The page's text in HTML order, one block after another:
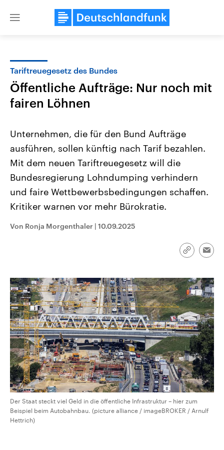
Close
Landtagswahl Sachsen-Anhalt
2026
Alle Informationen
September 2026 einen neuen
Bundesland von einer Koalition aus
CDU, SPD und FDP regiert.-
USA
Aktuelle Beiträge,
Hintergründe
Wirtschaftlich und
gehören die Vereinigten
mit großem Einfluss auf
aktuelle Weltgeschehen.
Audio-Archiv
Tariftreuegesetz des Bundes
Öffentliche Aufträge: Nur noch mit
fairen Löhnen
Unternehmen, die für den Bund Aufträge
ausführen, sollen künftig nach Tarif bezahlen.
Mit dem neuen Tariftreuegesetz will die
Bundesregierung Lohndumping verhindern
und faire Wettbewerbsbedingungen schaffen.
Kritiker warnen vor mehr Bürokratie.
Von Ronja Morgenthaler | 10.09.2025
Link
Der Staat steckt viel Geld in die öffentliche Infrastruktur – hier zum
Beispiel beim Autobahnbau. (picture alliance / imageBROKER / Arnulf
Hettrich)